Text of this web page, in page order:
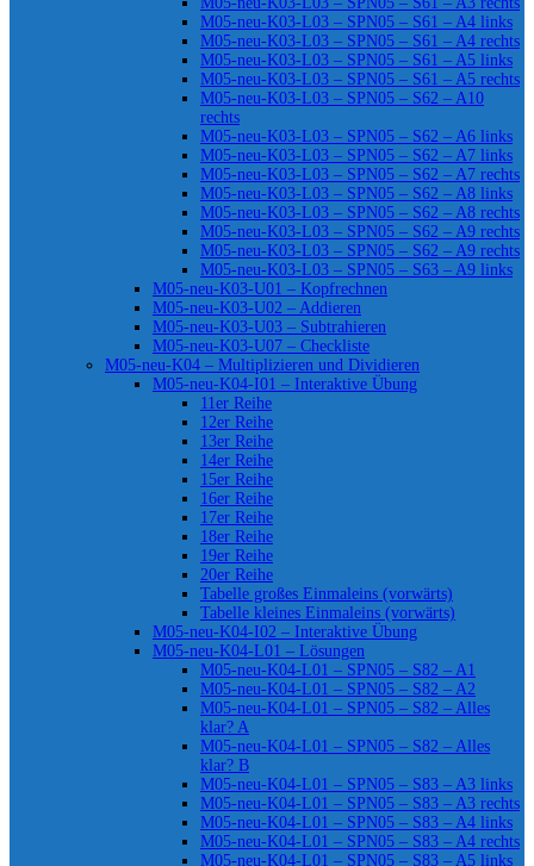
M05-neu-K03-L03 – SPN05 – S61 – A4 links
M05-neu-K03-L03 – SPN05 – S61 – A4 rechts
M05-neu-K03-L03 – SPN05 – S61 – A5 links
M05-neu-K03-L03 – SPN05 – S61 – A5 rechts
M05-neu-K03-L03 – SPN05 – S62 – A10
rechts
M05-neu-K03-L03 – SPN05 – S62 – A6 links
M05-neu-K03-L03 – SPN05 – S62 – A7 links
M05-neu-K03-L03 – SPN05 – S62 – A7 rechts
M05-neu-K03-L03 – SPN05 – S62 – A8 links
M05-neu-K03-L03 – SPN05 – S62 – A8 rechts
M05-neu-K03-L03 – SPN05 – S62 – A9 rechts
M05-neu-K03-L03 – SPN05 – S62 – A9 rechts
M05-neu-K03-L03 – SPN05 – S63 – A9 links
M05-neu-K03-U01 – Kopfrechnen
M05-neu-K03-U02 – Addieren
M05-neu-K03-U03 – Subtrahieren
M05-neu-K03-U07 – Checkliste
M05-neu-K04 – Multiplizieren und Dividieren
M05-neu-K04-I01 – Interaktive Übung
11er Reihe
12er Reihe
13er Reihe
14er Reihe
15er Reihe
16er Reihe
17er Reihe
18er Reihe
19er Reihe
20er Reihe
Tabelle großes Einmaleins (vorwärts)
Tabelle kleines Einmaleins (vorwärts)
M05-neu-K04-I02 – Interaktive Übung
M05-neu-K04-L01 – Lösungen
M05-neu-K04-L01 – SPN05 – S82 – A1
M05-neu-K04-L01 – SPN05 – S82 – A2
M05-neu-K04-L01 – SPN05 – S82 – Alles
klar? A
M05-neu-K04-L01 – SPN05 – S82 – Alles
klar? B
M05-neu-K04-L01 – SPN05 – S83 – A3 links
M05-neu-K04-L01 – SPN05 – S83 – A3 rechts
M05-neu-K04-L01 – SPN05 – S83 – A4 links
M05-neu-K04-L01 – SPN05 – S83 – A4 rechts
M05-neu-K04-L01 – SPN05 – S83 – A5 links